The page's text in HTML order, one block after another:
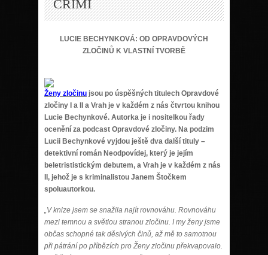
CRIMI
LUCIE BECHYNKOVÁ: OD OPRAVDOVÝCH
ZLOČINŮ K VLASTNÍ TVORBĚ
Ženy zločinu jsou po úspěšných titulech Opravdové
zločiny I a II a Vrah je v každém z nás čtvrtou knihou
Lucie Bechynkové. Autorka je i nositelkou řady
ocenění za podcast Opravdové zločiny. Na podzim
Lucii Bechynkové vyjdou ještě dva další tituly –
detektivní román Neodpovídej, který je jejím
beletrististickým debutem, a Vrah je v každém z nás
II, jehož je s kriminalistou Janem Štočkem
spoluautorkou.
„V knize jsem se snažila najít rovnováhu. Rovnováhu
mezi temnou a světlou stranou zločinu. I my ženy jsme
občas schopné tak děsivých činů, až mě to samotnou
při pátrání po příbězích pro Ženy zločinu překvapovalo.